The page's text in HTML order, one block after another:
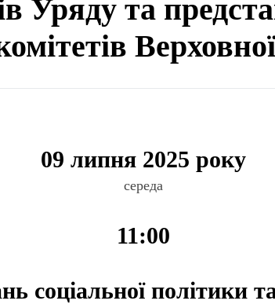
Уряду та
09 липня 2025 року
середа
11:00
соціальної політики